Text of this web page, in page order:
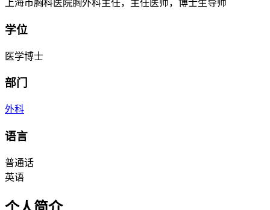
上海市胸科医院胸外科主任，主任医师，博士生导师
学位
医学博士
部门
外科
语言
普通话
英语